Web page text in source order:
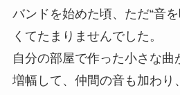
バンドを始めた頃、ただ“音
くてたまりませんでした。
自分の部屋で作った小さな曲
増幅して、仲間の音も加わり